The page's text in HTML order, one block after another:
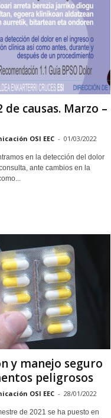
de causas. Marzo –
OSI EEC - 01/03/2022
en la detección del dolor
ante cambios en la
y manejo seguro
peligrosos
OSI EEC - 28/01/2022
de 2021 se ha puesto en